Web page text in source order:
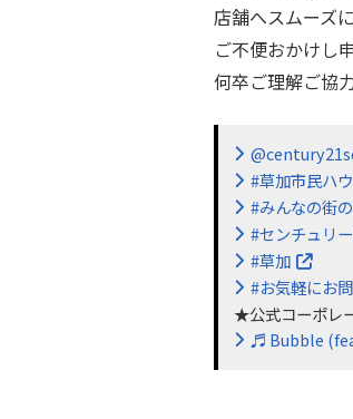
店舗へスムーズ
ご不便おかけし
何卒ご理解ご協
#草加市民ハ
#みんなの街
#センチュリ
#草加
#お気軽にお
★公式コーポレ
♬ Bubble